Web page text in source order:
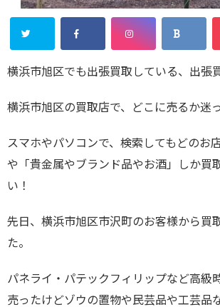
横浜市旭区でも出張買取している、出張
横浜市旭区の買取店で、どこに売るか迷
スマホやパソコンで、検索してもどのお
や「貴金属やブランド品やお酒」しか買
い！
先日、横浜市旭区市沢町のお客様から買
た。
パネライ・パテックフィリップなど高級
売ったけどゾウの置物や民芸品や工芸品